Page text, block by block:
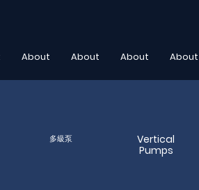
About About About About
多級泵
Vertical
Pumps